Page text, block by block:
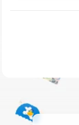
はSSL/TLSによる通
操作方法や機能につ
ユーザー同士で質問